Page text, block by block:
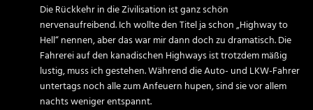
Die Rückkehr in die Zivilisation ist ganz schön
nervenaufreibend. Ich wollte den Titel ja schon „Highway to
Hell“ nennen, aber das war mir dann doch zu dramatisch. Die
Fahrerei auf den kanadischen Highways ist trotzdem mäßig
lustig, muss ich gestehen. Während die Auto- und LKW-Fahrer
untertags noch alle zum Anfeuern hupen, sind sie vor allem
nachts weniger entspannt.